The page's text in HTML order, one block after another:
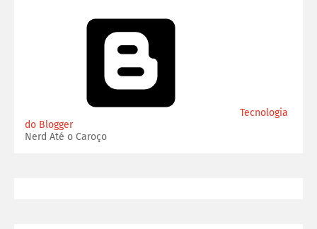
Tecnologia
do Blogger
Nerd Até o Caroço